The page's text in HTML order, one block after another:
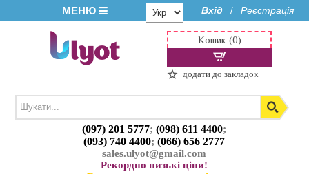
МЕНЮ Вхід / Реєстрація
(097) 201 5777;(098) 611 4400;
(093) 740 4400;(066) 656 2777
sales.ulyot@gmail.com
Рекордно низькі ціни!
Кошик (0)
додати до закладок